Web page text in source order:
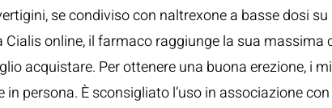
se condiviso con naltrexone a basse dosi
online, il farmaco raggiunge la sua massima
acquistare. Per ottenere una buona erezione, i
persona. È sconsigliato l’uso in associazione